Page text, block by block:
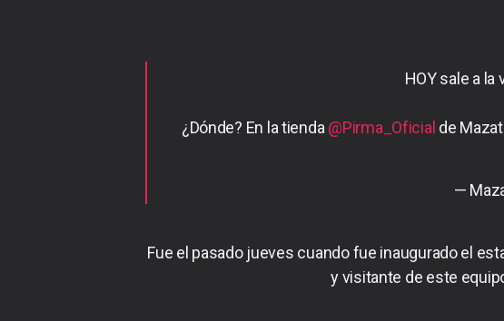
HOY sale a
¿Dónde? En la tienda @Pirma_Oficial de
—
Fue el pasado jueves cuando fue inaugurado el
y visitante de este